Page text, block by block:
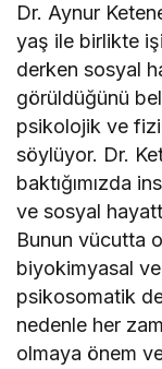
Dr. Aynur
yaş ile birlikte
derken sosyal
görüldüğünü
psikolojik ve
söylüyor. Dr.
baktığımızda
ve sosyal
Bunun vücutta
biyokimyasal
psikosomatik
nedenle her
olmaya önem